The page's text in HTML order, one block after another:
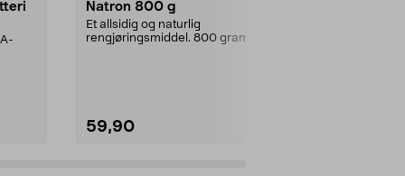
Natron 800 g
Et allsidig og naturlig
rengjøringsmiddel. 800 gram
59,90